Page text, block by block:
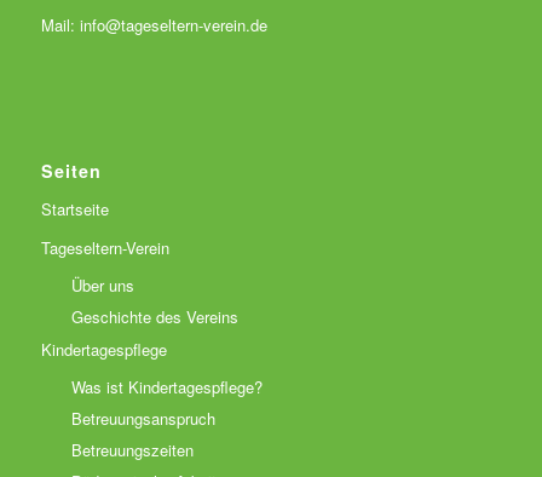
Mail: info@tageseltern-verein.de
Seiten
Startseite
Tageseltern-Verein
Über uns
Geschichte des Vereins
Kindertagespflege
Was ist Kindertagespflege?
Betreuungsanspruch
Betreuungszeiten